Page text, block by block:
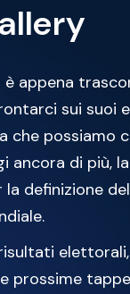
è appena
sui suoi
che possiamo
ancora di più,
definizione
prossime